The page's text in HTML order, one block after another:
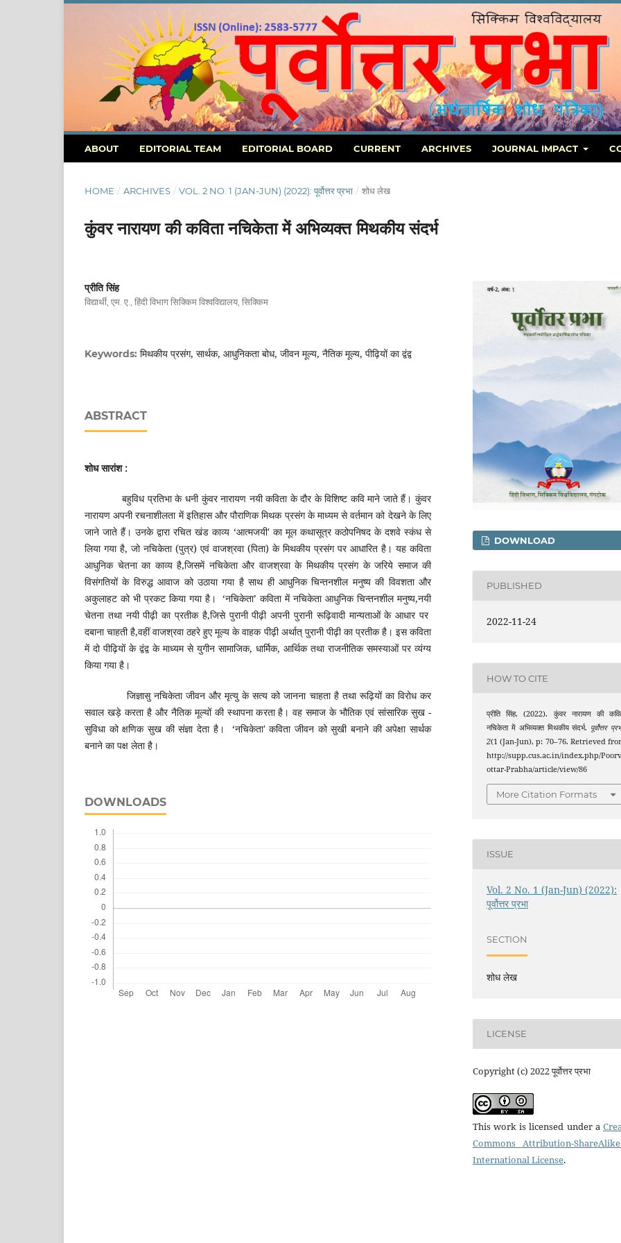
ABOUT EDITORIAL TEAM EDITORIAL BOARD CURRENT ARCHIVES JOURNAL IMPACT
HOME / ARCHIVES / VOL. 2 NO. 1 (JAN-JUN) (2022): पूर्वोत्तर प्रभा / शोध लेख
कुंवर नारायण की कविता नचिकेता में अभिव्यक्त मिथकीय संदर्भ
प्रीति सिंह
विद्यार्थी, एम. ए., हिंदी विभाग सिक्किम विश्वविद्यालय, सिक्किम
Keywords: मिथकीय प्रसंग, सार्थक, आधुनिकता बोध, जीवन मूल्य, नैतिक मूल्य, पीढ़ियों का द्वंद्व
ABSTRACT
शोध सारांश :
बहुविध प्रतिभा के धनी कुंवर नारायण नयी कविता के दौर के विशिष्ट कवि माने जाते हैं। कुंवर
नारायण अपनी रचनाशीलता में इतिहास और पौराणिक मिथक प्रसंग के माध्यम से वर्तमान को देखने के लिए
जाने जाते हैं। उनके द्वारा रचित खंड काव्य ‘आत्मजयी' का मूल कथासूत्र कठोपनिषद के दशवे स्कंध से
लिया गया है, जो नचिकेता (पुत्र) एवं वाजश्रवा (पिता) के मिथकीय प्रसंग पर आधारित है। यह कविता
आधुनिक चेतना का काव्य है,जिसमें नचिकेता और वाजश्रवा के मिथकीय प्रसंग के जरिये समाज की
विसंगतियों के विरुद्ध आवाज को उठाया गया है साथ ही आधुनिक चिन्तनशील मनुष्य की विवशता और
अकुलाहट को भी प्रकट किया गया है। ‘नचिकेता’ कविता में नचिकेता आधुनिक चिन्तनशील मनुष्य,नयी
चेतना तथा नयी पीढ़ी का प्रतीक है,जिसे पुरानी पीढ़ी अपनी पुरानी रूढ़िवादी मान्यताओं के आधार पर
दबाना चाहती है,वहीं वाजश्रवा ठहरे हुए मूल्य के वाहक पीढ़ी अर्थात् पुरानी पीढ़ी का प्रतीक है। इस कविता
में दो पीढ़ियों के द्वंद्व के माध्यम से युगीन सामाजिक, धार्मिक, आर्थिक तथा राजनीतिक समस्याओं पर व्यंग्य
किया गया है।
जिज्ञासु नचिकेता जीवन और मृत्यु के सत्य को जानना चाहता है तथा रूढ़ियों का विरोध कर
सवाल खड़े करता है और नैतिक मूल्यों की स्थापना करता है। वह समाज के भौतिक एवं सांसारिक सुख -
सुविधा को क्षणिक सुख की संज्ञा देता है। ‘नचिकेता' कविता जीवन को सुखी बनाने की अपेक्षा सार्थक
बनाने का पक्ष लेता है।
DOWNLOADS
DOWNLOAD
PUBLISHED
2022-11-24
HOW TO CITE
प्रीति सिंह. (2022). कुंवर नारायण की
नचिकेता में अभिव्यक्त मिथकीय संदर्भ. पूर्वोत्तर
2(1 (Jan-Jun), p: 70–76. Retrieved
http://supp.cus.ac.in/index.php/
ottar-Prabha/article/view/86
More Citation Formats
ISSUE
Vol. 2 No. 1 (Jan-Jun) (2022):
पूर्वोत्तर प्रभा
SECTION
शोध लेख
LICENSE
Copyright (c) 2022 पूर्वोत्तर प्रभा
This work is licensed under a
Commons Attribution-
International License.